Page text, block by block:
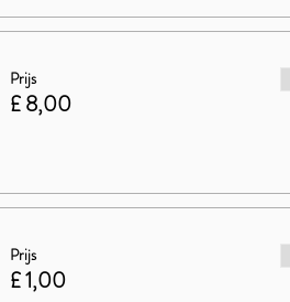
Prijs
£ 8,00
Prijs
£ 1,00